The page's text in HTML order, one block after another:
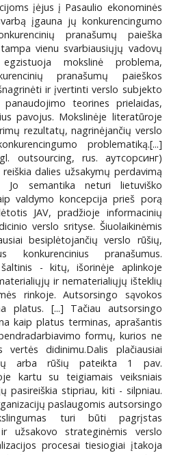
įėjus į Pasaulio ekonominės
įgauna jų konkurencingumo
pranašumų paieška
vienu svarbiausiųjų vadovų
mokslinė problema,
pranašumų paieškos
ir įvertinti verslo subjekto
teorines prielaidas,
pavojus. Mokslinėje literatūroje
rezultatų, nagrinėjančių verslo
problematiką.[...]
outsourcing, rus. аутсорсинг)
dalies užsakymų perdavimą
Jo semantika neturi lietuviško
valdymo koncepcija prieš porą
JAV, pradžioje informacinių
verslo srityse. Šiuolaikinėmis
besiplėtojančių verslo rūšių,
konkurencinius pranašumus.
- kitų, išorinėje aplinkoje
ir nematerialiųjų išteklių
rinkoje. Autsorsingo sąvokos
platus. [...] Tačiau autsorsingo
kaip platus terminas, aprašantis
formų, kurios ne
didinimu.Dalis plačiausiai
arba rūšių pateikta 1 pav.
kartu su teigiamais veiksniais
pasireiškia stipriau, kiti - silpniau.
paslaugomis autsorsingo
turi būti pagrįstas
užsakovo strateginėmis verslo
procesai tiesiogiai įtakoja